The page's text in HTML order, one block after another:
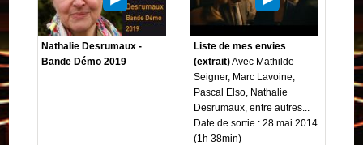
Nathalie Desrumaux -
Bande Démo 2019
Liste de mes envies
(extrait)Avec Mathilde
Seigner, Marc Lavoine,
Pascal Elso, Nathalie
Desrumaux, entre autres...
Date de sortie : 28 mai 2014
(1h 38min)